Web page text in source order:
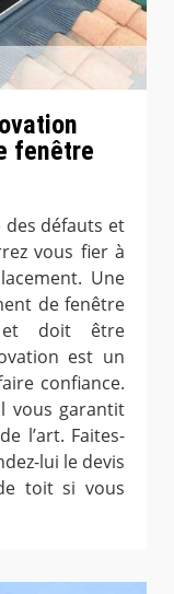
fenêtre
défauts et
vous fier à
Une
de fenêtre
doit être
est un
confiance.
vous garantit
l’art. Faites-
lui le devis
toit si vous